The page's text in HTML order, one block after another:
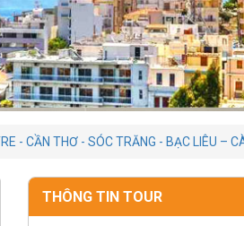
- CẦN THƠ - SÓC TRĂNG - BẠC LIÊU –
THÔNG TIN TOUR